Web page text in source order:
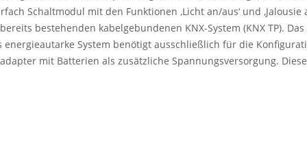
Schaltmodul mit den Funktionen ‚Licht an/aus‘ und ‚Jalousie
bestehenden kabelgebundenen KNX-System (KNX TP).
energieautarke System benötigt ausschließlich für die
mit Batterien als zusätzliche Spannungsversorgung.